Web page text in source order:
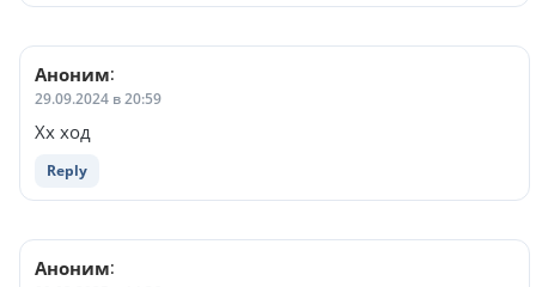
Аноним:
29.09.2024 в 20:59
Хх ход
Reply
Аноним: